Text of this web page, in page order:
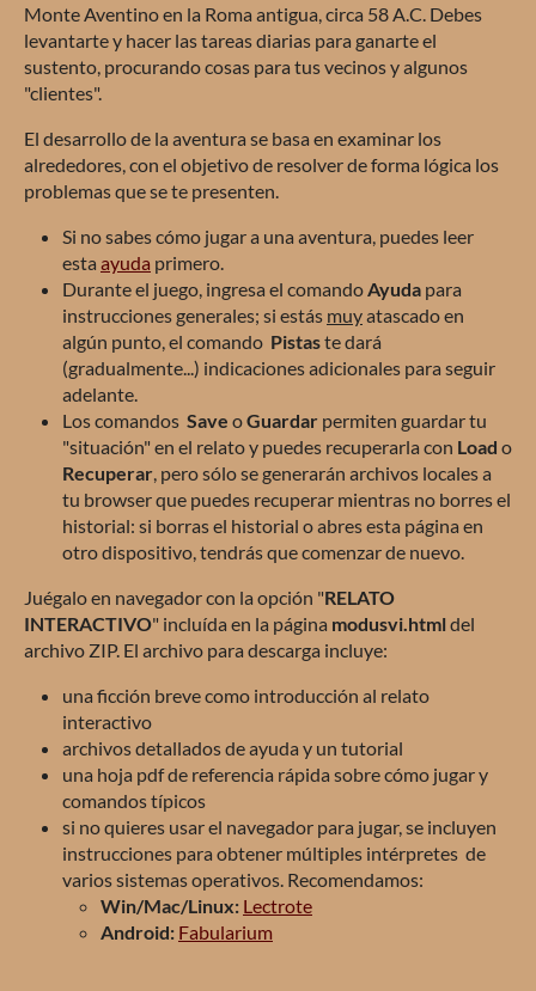
Monte Aventino en la Roma antigua, circa 58 A.C. Debes
levantarte y hacer las tareas diarias para ganarte el
sustento, procurando cosas para tus vecinos y algunos
"clientes".
El desarrollo de la aventura se basa en examinar los
alrededores, con el objetivo de resolver de forma lógica los
problemas que se te presenten.
Si no sabes cómo jugar a una aventura, puedes leer
esta ayuda primero.
Durante el juego, ingresa el comandoAyuda para
instrucciones generales; si estás muyatascado en
algún punto, el comando Pistaste dará
(gradualmente...) indicaciones adicionales para seguir
adelante.
Los comandos Save oGuardar permiten guardar tu
"situación" en el relato y puedes recuperarla con Load o
Recuperar, pero sólo se generarán archivos locales a
tu browser que puedes recuperar mientras no borres el
historial: si borras el historial o abres esta página en
otro dispositivo, tendrás que comenzar de nuevo.
Juégalo en navegador con la opción "RELATO
INTERACTIVO" incluída en la página modusvi.htmldel
archivo ZIP. El archivo para descarga incluye:
una ficción breve como introducción al relato
interactivo
archivos detallados de ayuda y un tutorial
una hoja pdf de referencia rápida sobre cómo jugar y
comandos típicos
si no quieres usar el navegador para jugar, se incluyen
instrucciones para obtener múltiples intérpretes de
varios sistemas operativos. Recomendamos:
Win/Mac/Linux: Lectrote
Android: Fabularium